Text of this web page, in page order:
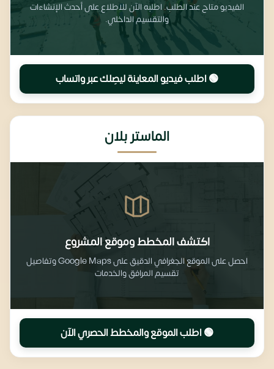
الفيديو متاح عند الطلب. اطلبه الآن للاطلاع على أحدث الإنشاءات
والتقسيم الداخلي.
🟢 اطلب فيديو المعاينة ليصِلك عبر واتساب
الماستر بلان
اكتشف المخطط وموقع المشروع
احصل على الموقع الجغرافي الدقيق على Google Maps وتفاصيل
تقسيم المرافق والخدمات
🟢 اطلب الموقع والمخطط الحصري الآن